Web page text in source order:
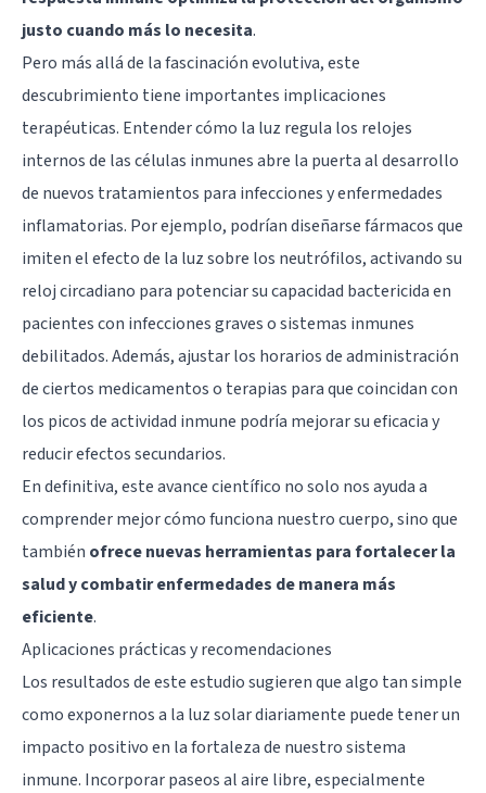
justo cuando más lo necesita.
Pero más allá de la fascinación evolutiva, este
descubrimiento tiene importantes implicaciones
terapéuticas. Entender cómo la luz regula los relojes
internos de las células inmunes abre la puerta al desarrollo
de nuevos tratamientos para infecciones y enfermedades
inflamatorias. Por ejemplo, podrían diseñarse fármacos que
imiten el efecto de la luz sobre los neutrófilos, activando su
reloj circadiano para potenciar su capacidad bactericida en
pacientes con infecciones graves o sistemas inmunes
debilitados. Además, ajustar los horarios de administración
de ciertos medicamentos o terapias para que coincidan con
los picos de actividad inmune podría mejorar su eficacia y
reducir efectos secundarios.
En definitiva, este avance científico no solo nos ayuda a
comprender mejor cómo funciona nuestro cuerpo, sino que
también ofrece nuevas herramientas para fortalecer la
salud y combatir enfermedades de manera más
eficiente.
Aplicaciones prácticas y recomendaciones
Los resultados de este estudio sugieren que algo tan simple
como exponernos a la luz solar diariamente puede tener un
impacto positivo en la fortaleza de nuestro sistema
inmune. Incorporar paseos al aire libre, especialmente